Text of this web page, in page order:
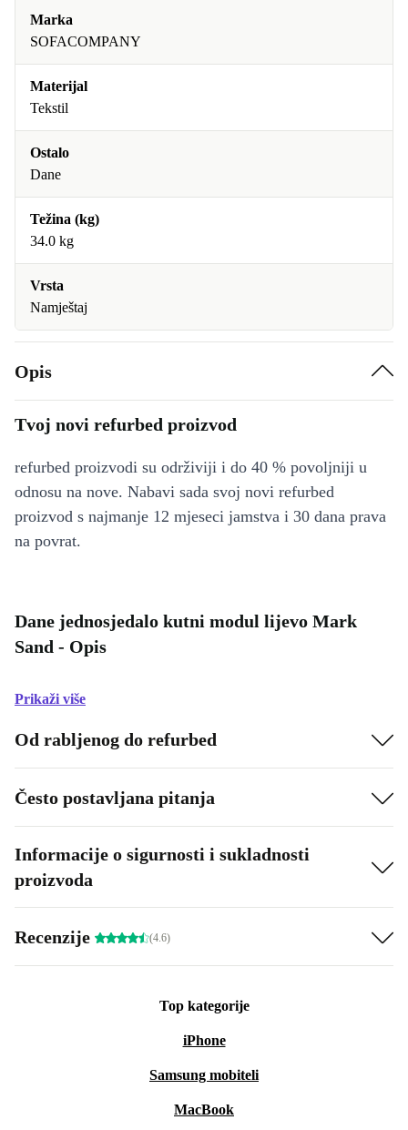
Marka
SOFACOMPANY
Materijal
Tekstil
Ostalo
Dane
Težina (kg)
34.0 kg
Vrsta
Namještaj
Opis
Tvoj novi refurbed proizvod
refurbed proizvodi su održiviji i do 40 % povoljniji u
odnosu na nove. Nabavi sada svoj novi refurbed
proizvod s najmanje 12 mjeseci jamstva i 30 dana prava
na povrat.
Dane jednosjedalo kutni modul lijevo Mark
Sand - Opis
Prikaži više
Od rabljenog do refurbed
Često postavljana pitanja
Informacije o sigurnosti i sukladnosti
proizvoda
Recenzije (4.6)
Top kategorije
iPhone
Samsung mobiteli
MacBook